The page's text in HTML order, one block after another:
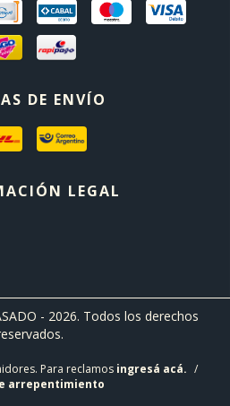
DE ENVÍO
LEGAL
- 2026. Todos los derechos
Para reclamos ingresá acá. /
arrepentimiento